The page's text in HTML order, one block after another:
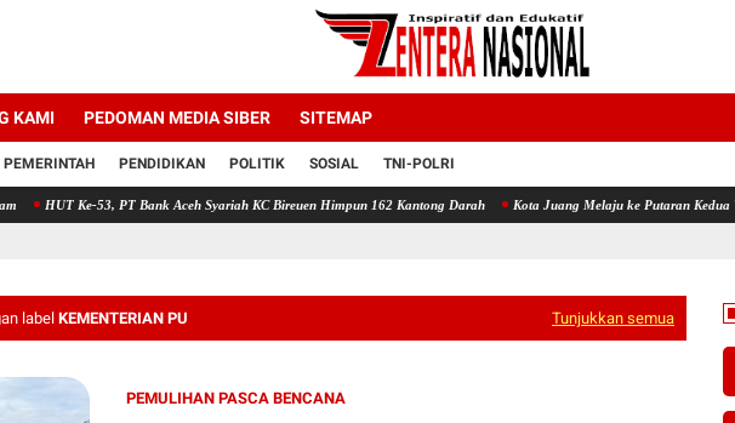
KAMI PEDOMAN MEDIA SIBER SITEMAP
PEMERINTAH PENDIDIKAN POLITIK SOSIAL TNI-POLRI
PT Bank Aceh Syariah KC Bireuen Himpun 162 Kantong Darah Kota Juang Melaju ke Putaran Kedua Voli Piala
label KEMENTERIAN PU Tunjukkan semua
PEMULIHAN PASCA BENCANA